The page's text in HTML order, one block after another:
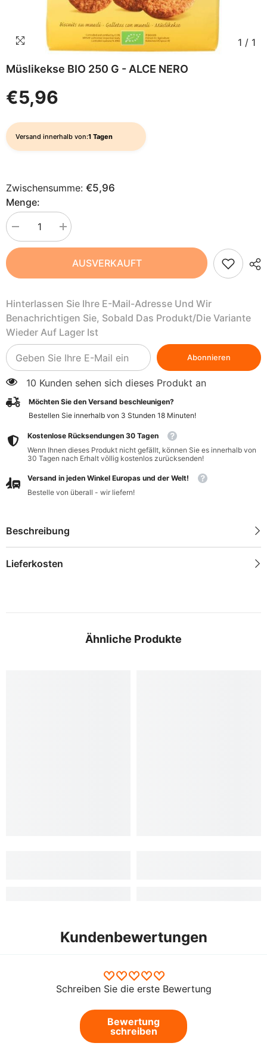
1 / 1
Müslikekse BIO 250 G - ALCE NERO
€5,96
Versand innerhalb von:1 Tagen
Zwischensumme: €5,96
Menge:
verringern
für
250
ALCE
Menge
erhöhen
für
Müslikekse
BIO
ALCE
AUSVERKAUFT
Hinterlassen Sie Ihre E-Mail-Adresse Und Wir
Benachrichtigen Sie, Sobald Das Produkt/die Variante
Wieder Auf Lager Ist
Abonnieren
10 Kunden sehen sich dieses Produkt an
Möchten Sie den Versand beschleunigen?
Bestellen Sie innerhalb von 3 Stunden 18 Minuten!
Kostenlose Rücksendungen 30 Tagen
Wenn Ihnen dieses Produkt nicht gefällt, können Sie es innerhalb von
30 Tagen nach Erhalt völlig kostenlos zurücksenden!
Versand in jeden Winkel Europas und der Welt!
Bestelle von überall - wir liefern!
Beschreibung
Lieferkosten
Ähnliche Produkte
Kundenbewertungen
Schreiben Sie die erste Bewertung
Bewertung
schreiben